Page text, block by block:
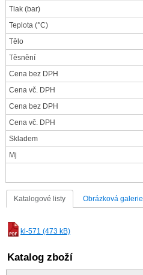
Tlak (bar)
Teplota (°C)
Tělo
Těsnění
Cena bez DPH
Cena vč. DPH
Cena bez DPH
Cena vč. DPH
Skladem
Mj
Katalogové listy Obrázková galerie
kl-571 (473 kB)
Katalog zboží